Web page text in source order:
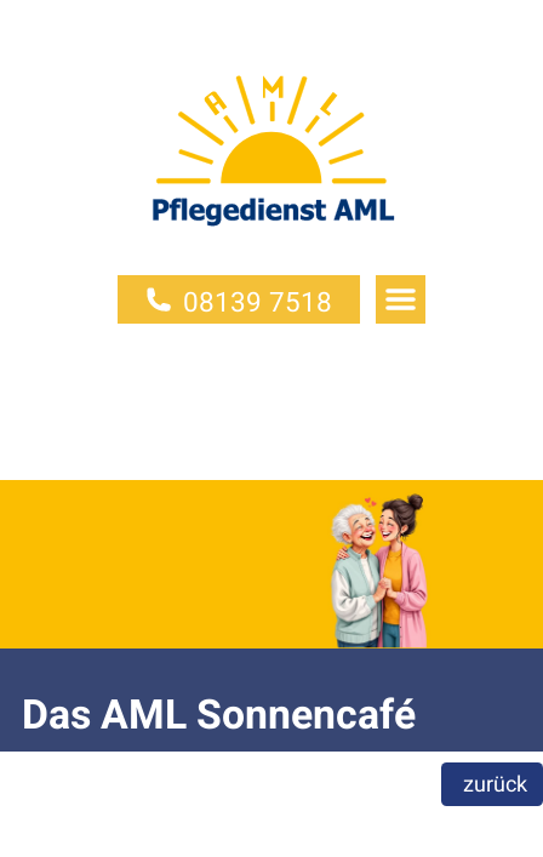
08139 7518
Das AML Sonnencafé
zurück